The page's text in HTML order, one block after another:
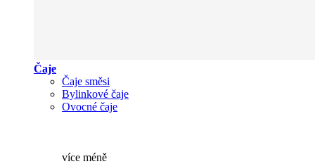
Čaje
Čaje směsi
Bylinkové čaje
Ovocné čaje
více méně